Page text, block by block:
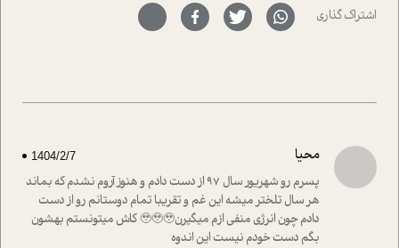
سر نهاده است و نیز کرامت عزیز زاده؛ سفیر صلح و دوستی که
با رکاب زدن در بیش از هفتاد کشور و کاشتن درخت، به نماد
ای که به زندگی شگفت انگیز جین گودال و تاثیرات کاوش های
واقعی در ارتباط با اختلال شخصیت اسکزوئید و مشکلات و نیز
راهکارهای حل آن قرار می دهد که در اتاق درمان اتفاق افتاده
است.در فصل پایانی زیر ذره بین نیز همکاران ما تلاش کرده
اند تا در کنار مطالب سرگرمی و انگیزشی، شما را با بهترین و
موثرترین راهکارهای استفاده از هوش مصنوعی در حوزه های
اشتراک گذاری
محیا 1404/2/7
پسرم رو شهریور سال ۹۷ از دست دادم و هنوز آروم نشدم که بماند
هر سال تلختر میشه این غم و تقریبا تمام دوستانم رو از دست
دادم چون انرژی منفی ازم میگیرن🥹🥹🥹 کاش میتونستم بهشون
بگم دست خودم نیست این اندوه